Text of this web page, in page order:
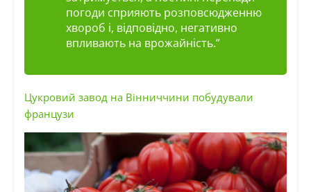
погоди сприяють розповсюдженню
хвороб і, відповідно, негативно
впливають на врожайність.”
Цукровий завод на Вінниччини побудували
французи